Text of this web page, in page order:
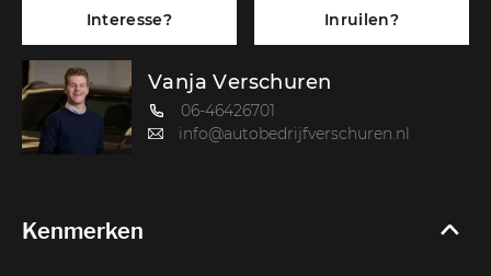
Interesse? Inruilen?
Vanja Verschuren
06-46426701
info@autobedrijfverschuren.nl
Kenmerken